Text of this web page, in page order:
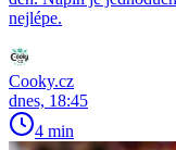
nejlépe.
Cooky.cz
dnes, 18:45
4 min